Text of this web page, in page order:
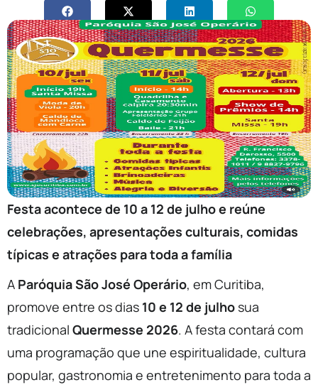
Festa acontece de 10 a 12 de julho e reúne
celebrações, apresentações culturais, comidas
típicas e atrações para toda a família
A Paróquia São José Operário, em Curitiba,
promove entre os dias 10 e 12 de julho sua
tradicional Quermesse 2026. A festa contará com
uma programação que une espiritualidade, cultura
popular, gastronomia e entretenimento para toda a